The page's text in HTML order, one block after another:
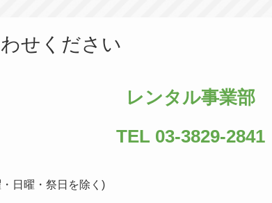
せください
レンタル事業部
TEL 03-3829-2841
日曜・祭日を除く)